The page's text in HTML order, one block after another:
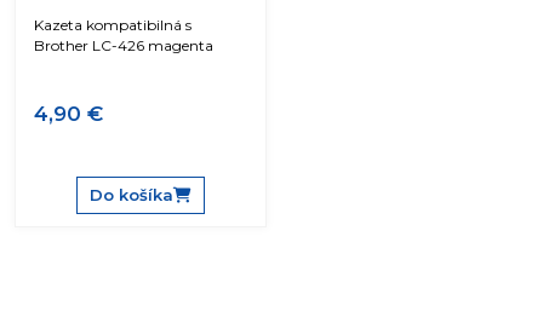
Kazeta kompatibilná s
Brother LC-426 magenta
4,90 €
Do košíka